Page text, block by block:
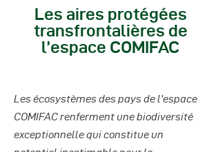
Les aires protégées
transfrontalières de
l’espace COMIFAC
Les écosystèmes des pays de l’espace
COMIFAC renferment une biodiversité
exceptionnelle qui constitue un